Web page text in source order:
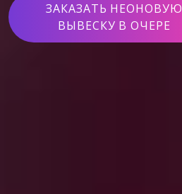
ЗАКАЗАТЬ НЕОНОВУЮ
ВЫВЕСКУ В ОЧЕРЕ